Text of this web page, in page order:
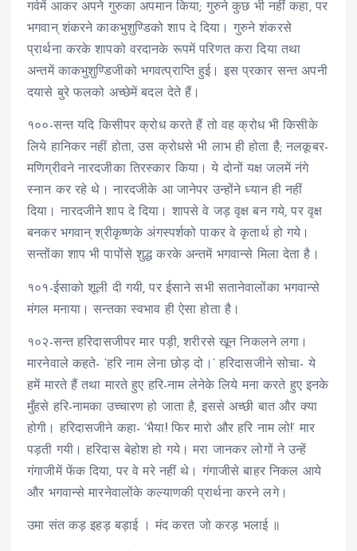
गर्वमें आकर अपने गुरुका अपमान किया; गुरुने कुछ भी नहीं कहा, पर
भगवान् शंकरने काकभुशुण्डिको शाप दे दिया। गुरुने शंकरसे
प्रार्थना करके शापको वरदानके रूपमें परिणत करा दिया तथा
अन्तमें काकभुशुण्डिजीको भगवत्प्राप्ति हुई। इस प्रकार सन्त अपनी
दयासे बुरे फलको अच्छेमें बदल देते हैं।
१००-सन्त यदि किसीपर क्रोध करते हैं तो वह क्रोध भी किसीके
लिये हानिकर नहीं होता, उस क्रोधसे भी लाभ ही होता है; नलकूबर-
मणिग्रीवने नारदजीका तिरस्कार किया। ये दोनों यक्ष जलमें नंगे
स्नान कर रहे थे। नारदजीके आ जानेपर उन्होंने ध्यान ही नहीं
दिया। नारदजीने शाप दे दिया। शापसे वे जड़ वृक्ष बन गये, पर वृक्ष
बनकर भगवान् श्रीकृष्णके अंगस्पर्शको पाकर वे कृतार्थ हो गये।
सन्तोंका शाप भी पापोंसे शुद्ध करके अन्तमें भगवान्से मिला देता है।
१०१-ईसाको शूली दी गयी, पर ईसाने सभी सतानेवालोंका भगवान्से
मंगल मनाया। सन्तका स्वभाव ही ऐसा होता है।
१०२-सन्त हरिदासजीपर मार पड़ी, शरीरसे खून निकलने लगा।
मारनेवाले कहते- ‘हरि नाम लेना छोड़ दो।’ हरिदासजीने सोचा- ये
हमें मारते हैं तथा मारते हुए हरि-नाम लेनेके लिये मना करते हुए इनके
मुँहसे हरि-नामका उच्चारण हो जाता है, इससे अच्छी बात और क्या
होगी। हरिदासजीने कहा- ‘भैया! फिर मारो और हरि नाम लो!’ मार
पड़ती गयी। हरिदास बेहोश हो गये। मरा जानकर लोगों ने उन्हें
गंगाजीमें फेंक दिया, पर वे मरे नहीं थे। गंगाजीसे बाहर निकल आये
और भगवान्से मारनेवालोंके कल्याणकी प्रार्थना करने लगे।
उमा संत कड़ इहड़ बड़ाई । मंद करत जो करड़ भलाई ॥